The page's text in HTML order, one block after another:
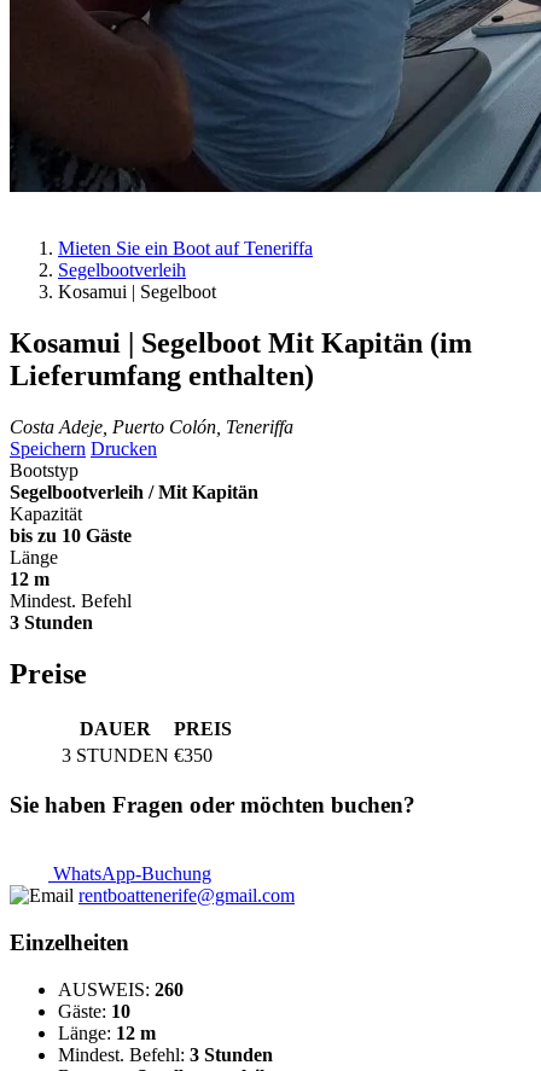
Mieten Sie ein Boot auf Teneriffa
Segelbootverleih
Kosamui | Segelboot
Kosamui | Segelboot Mit Kapitän (im
Lieferumfang enthalten)
Costa Adeje, Puerto Colón, Teneriffa
Speichern Drucken
Bootstyp
Segelbootverleih / Mit Kapitän
Kapazität
bis zu 10 Gäste
Länge
12 m
Mindest. Befehl
3 Stunden
Preise
DAUER
PREIS
3 STUNDEN €350
Sie haben Fragen oder möchten buchen?
WhatsApp-Buchung
rentboattenerife@gmail.com
Einzelheiten
AUSWEIS: 260
Gäste: 10
Länge: 12 m
Mindest. Befehl: 3 Stunden